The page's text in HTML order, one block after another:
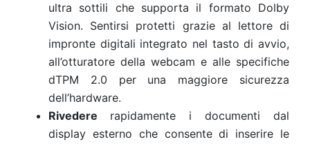
ultra sottili che supporta il formato Dolby
Vision. Sentirsi protetti grazie al lettore di
impronte digitali integrato nel tasto di avvio,
all’otturatore della webcam e alle specifiche
dTPM 2.0 per una maggiore sicurezza
dell’hardware.
Rivedere rapidamente i documenti dal
display esterno che consente di inserire le